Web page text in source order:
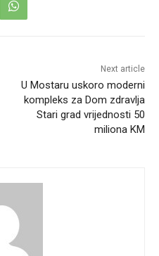
Next article
U Mostaru uskoro moderni
kompleks za Dom zdravlja
Stari grad vrijednosti 50
miliona KM